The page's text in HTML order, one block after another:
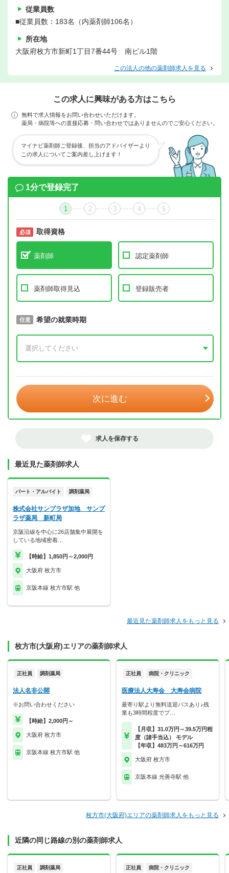
従業員数
■従業員数：183名（内薬剤師106名）
所在地
大阪府枚方市新町1丁目7番44号 南ビル1階
この法人の他の薬剤師求人を見る
この求人に興味がある方はこちら
無料で求人情報をお問い合わせいただけます。
薬局・病院等への直接応募・問い合わせではありませんのでご安心ください。
マイナビ薬剤師ご登録後、担当のアドバイザーより
この求人についてご案内差し上げます！
1分で登録完了
1 2 3 4 5
必須 取得資格
薬剤師 認定薬剤師
薬剤師取得見込 登録販売者
必須 取得予定年
任意 希望の就業時期
次に進む
求人を保存する
最近見た薬剤師求人
パート・アルバイト 調剤薬局
株式会社サンプラザ加地 サンプ
ラザ薬局 新町局
京阪沿線を中心に26店舗集中展開を
している地域密着…
【時給】1,850円～2,000円
大阪府 枚方市
京阪本線 枚方市駅 他
最近見た薬剤師求人をもっと見る
枚方市(大阪府)エリアの薬剤師求人
正社員 調剤薬局
法人名非公開
※お問い合わせください
【時給】2,000円～
大阪府 枚方市
京阪本線 枚方市駅 他
正社員 病院・クリニック
医療法人大寿会 大寿会病院
最寄り駅より無料送迎バスあり♪残
業も3時間程度でプ…
【月収】31.0万円～39.5万円程
度（諸手当込） モデル
【年収】483万円～616万円
大阪府 枚方市
京阪本線 光善寺駅 他
枚方市(大阪府)エリアの薬剤師求人をもっと見る
近隣の同じ路線の別の薬剤師求人
正社員 調剤薬局 正社員 病院・クリニック